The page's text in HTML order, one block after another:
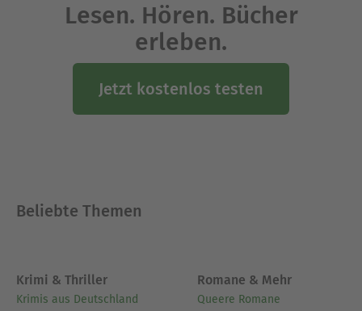
Lesen. Hören. Bücher
erleben.
Jetzt kostenlos testen
Beliebte Themen
Krimi & Thriller
Krimis aus Deutschland
Romane & Mehr
Queere Romane